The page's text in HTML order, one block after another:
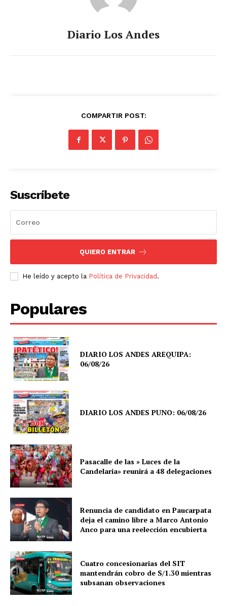
Diario Los Andes
COMPARTIR POST:
Suscríbete
QUIERO ENTRAR
He leído y acepto la Política de Privacidad .
Populares
DIARIO LOS ANDES AREQUIPA:
06/08/26
DIARIO LOS ANDES PUNO: 06/08/26
Pasacalle de las » Luces de la
Candelaria» reunirá a 48 delegaciones
Renuncia de candidato en Paucarpata
deja el camino libre a Marco Antonio
Anco para una reelección encubierta
Cuatro concesionarias del SIT
mantendrán cobro de S/1.30 mientras
subsanan observaciones